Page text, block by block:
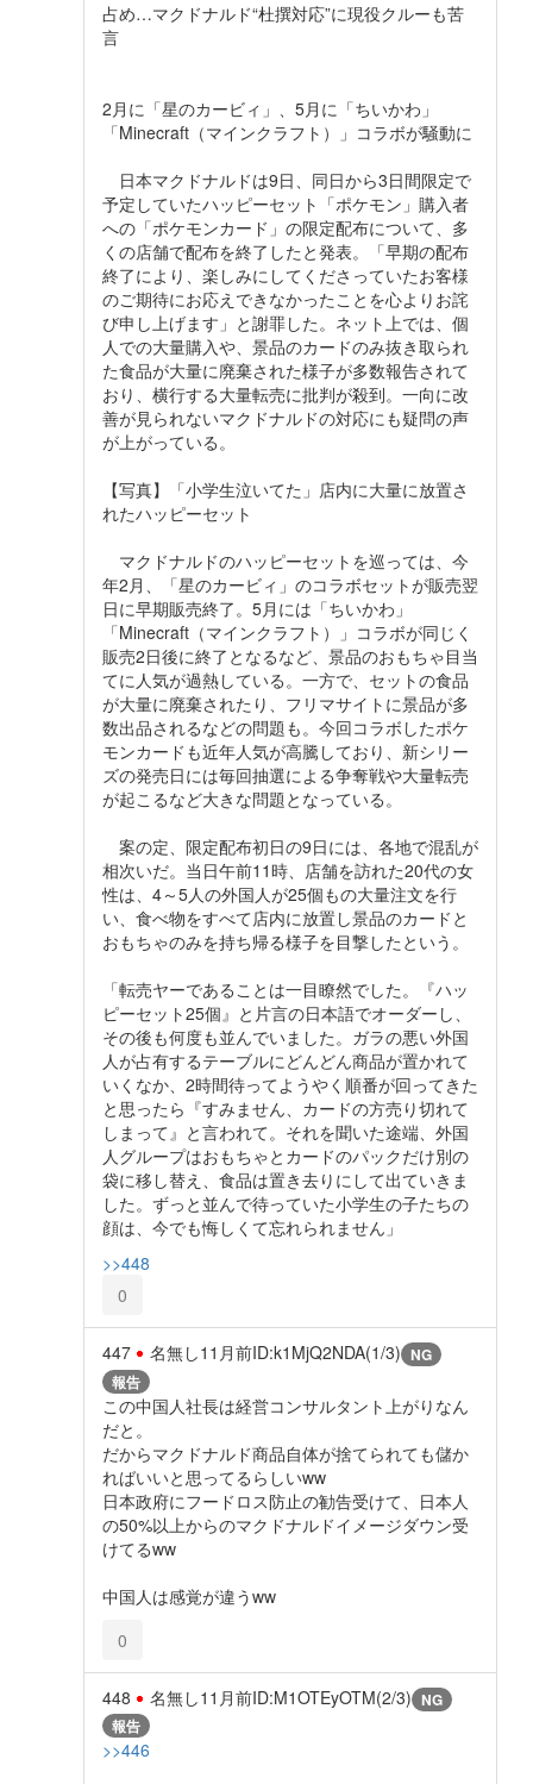
占め…マクドナルド“杜撰対応”に現役クルーも苦
言
2月に「星のカービィ」、5月に「ちいかわ」
「Minecraft（マインクラフト）」コラボが騒動に
日本マクドナルドは9日、同日から3日間限定で
予定していたハッピーセット「ポケモン」購入者
への「ポケモンカード」の限定配布について、多
くの店舗で配布を終了したと発表。「早期の配布
終了により、楽しみにしてくださっていたお客様
のご期待にお応えできなかったことを心よりお詫
び申し上げます」と謝罪した。ネット上では、個
人での大量購入や、景品のカードのみ抜き取られ
た食品が大量に廃棄された様子が多数報告されて
おり、横行する大量転売に批判が殺到。一向に改
善が見られないマクドナルドの対応にも疑問の声
が上がっている。
【写真】「小学生泣いてた」店内に大量に放置さ
れたハッピーセット
マクドナルドのハッピーセットを巡っては、今
年2月、「星のカービィ」のコラボセットが販売翌
日に早期販売終了。5月には「ちいかわ」
「Minecraft（マインクラフト）」コラボが同じく
販売2日後に終了となるなど、景品のおもちゃ目当
てに人気が過熱している。一方で、セットの食品
が大量に廃棄されたり、フリマサイトに景品が多
数出品されるなどの問題も。今回コラボしたポケ
モンカードも近年人気が高騰しており、新シリー
ズの発売日には毎回抽選による争奪戦や大量転売
が起こるなど大きな問題となっている。
案の定、限定配布初日の9日には、各地で混乱が
相次いだ。当日午前11時、店舗を訪れた20代の女
性は、4～5人の外国人が25個もの大量注文を行
い、食べ物をすべて店内に放置し景品のカードと
おもちゃのみを持ち帰る様子を目撃したという。
「転売ヤーであることは一目瞭然でした。『ハッ
ピーセット25個』と片言の日本語でオーダーし、
その後も何度も並んでいました。ガラの悪い外国
人が占有するテーブルにどんどん商品が置かれて
いくなか、2時間待ってようやく順番が回ってきた
と思ったら『すみません、カードの方売り切れて
しまって』と言われて。それを聞いた途端、外国
人グループはおもちゃとカードのパックだけ別の
袋に移し替え、食品は置き去りにして出ていきま
した。ずっと並んで待っていた小学生の子たちの
顔は、今でも悔しくて忘れられません」
>>448
0
447 名無し11月前ID:k1MjQ2NDA(1/3) NG
報告
この中国人社長は経営コンサルタント上がりなん
だと。
だからマクドナルド商品自体が捨てられても儲か
ればいいと思ってるらしいww
日本政府にフードロス防止の勧告受けて、日本人
の50%以上からのマクドナルドイメージダウン受
けてるww
中国人は感覚が違うww
0
448 名無し11月前ID:M1OTEyOTM(2/3) NG
報告
>>446